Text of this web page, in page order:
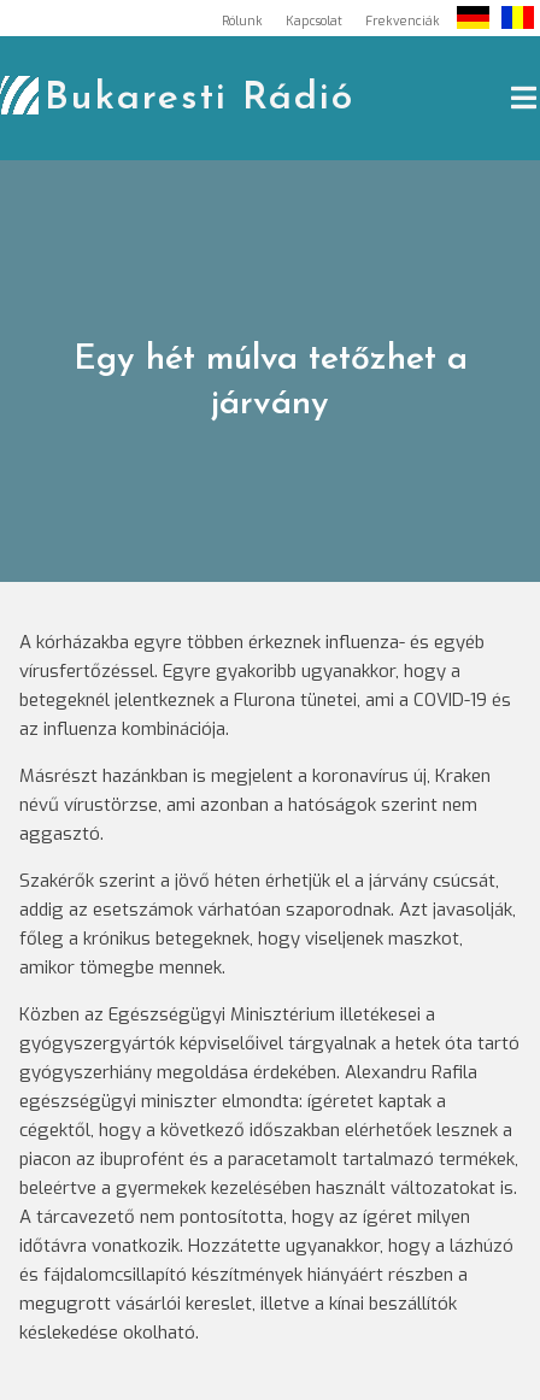
to
content
Rólunk Kapcsolat Frekvenciák
Bukaresti Rádió
Egy hét múlva tetőzhet a
járvány
A kórházakba egyre többen érkeznek influenza- és egyéb
vírusfertőzéssel. Egyre gyakoribb ugyanakkor, hogy a
betegeknél jelentkeznek a Flurona tünetei, ami a COVID-19 és
az influenza kombinációja.
Másrészt hazánkban is megjelent a koronavírus új, Kraken
névű vírustörzse, ami azonban a hatóságok szerint nem
aggasztó.
Szakérők szerint a jövő héten érhetjük el a járvány csúcsát,
addig az esetszámok várhatóan szaporodnak. Azt javasolják,
főleg a krónikus betegeknek, hogy viseljenek maszkot,
amikor tömegbe mennek.
Közben az Egészségügyi Minisztérium illetékesei a
gyógyszergyártók képviselőivel tárgyalnak a hetek óta tartó
gyógyszerhiány megoldása érdekében. Alexandru Rafila
egészségügyi miniszter elmondta: ígéretet kaptak a
cégektől, hogy a következő időszakban elérhetőek lesznek a
piacon az ibuprofént és a paracetamolt tartalmazó termékek,
beleértve a gyermekek kezelésében használt változatokat is.
A tárcavezető nem pontosította, hogy az ígéret milyen
időtávra vonatkozik. Hozzátette ugyanakkor, hogy a lázhúzó
és fájdalomcsillapító készítmények hiányáért részben a
megugrott vásárlói kereslet, illetve a kínai beszállítók
késlekedése okolható.